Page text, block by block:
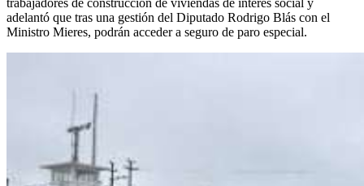
trabajadores de construcción de viviendas de interés social y
adelantó que tras una gestión del Diputado Rodrigo Blás con el
Ministro Mieres, podrán acceder a seguro de paro especial.